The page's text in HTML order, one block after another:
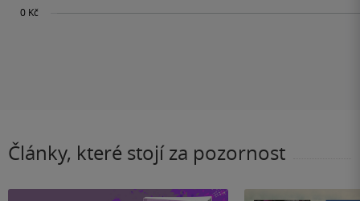
Články, které stojí za pozornost